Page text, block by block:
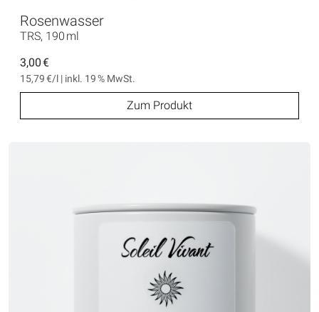
Rosenwasser
TRS, 190 ml
3,00 €
15,79 €/l | inkl. 19 % MwSt.
Zum Produkt